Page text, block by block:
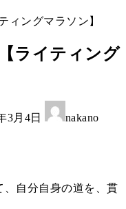
ィングマラソン】
ライティング
3月4日 nakano
、自分自身の道を、貫